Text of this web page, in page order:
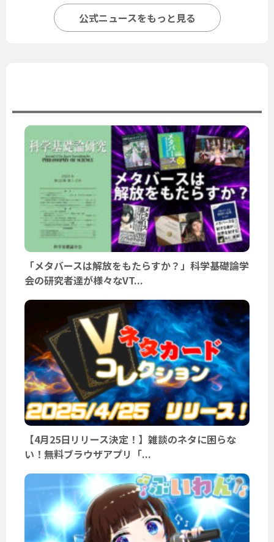
公式ニュースをもっと見る
「メタバースは解放をもたらすか？」科学基礎論学
会の研究者達が様々なVT...
【4月25日リリース決定！】雑談のネタに困らな
い！無料ブラウザアプリ「...